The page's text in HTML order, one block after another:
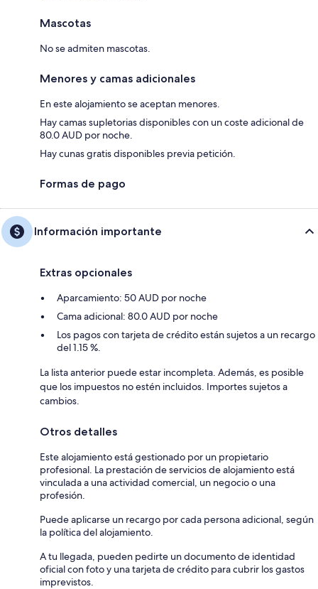
Mascotas
No se admiten mascotas.
Menores y camas adicionales
En este alojamiento se aceptan menores.
Hay camas supletorias disponibles con un coste adicional de
80.0 AUD por noche.
Hay cunas gratis disponibles previa petición.
Formas de pago
Información importante
Extras opcionales
Aparcamiento: 50 AUD por noche
Cama adicional: 80.0 AUD por noche
Los pagos con tarjeta de crédito están sujetos a un recargo
del 1.15 %.
La lista anterior puede estar incompleta. Además, es posible
que los impuestos no estén incluidos. Importes sujetos a
cambios.
Otros detalles
Este alojamiento está gestionado por un propietario
profesional. La prestación de servicios de alojamiento está
vinculada a una actividad comercial, un negocio o una
profesión.
Puede aplicarse un recargo por cada persona adicional, según
la política del alojamiento.
A tu llegada, pueden pedirte un documento de identidad
oficial con foto y una tarjeta de crédito para cubrir los gastos
imprevistos.